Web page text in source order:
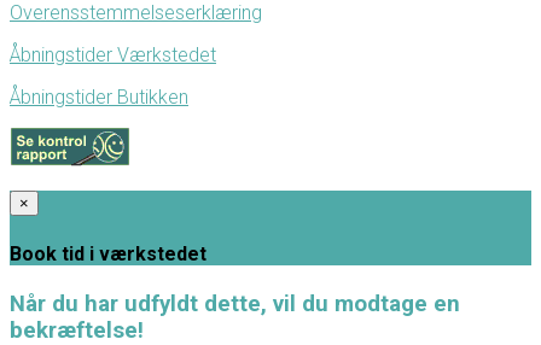
Overensstemmelseserklæring
Åbningstider Værkstedet
Åbningstider Butikken
×
Book tid i værkstedet
Når du har udfyldt dette, vil du modtage en
bekræftelse!